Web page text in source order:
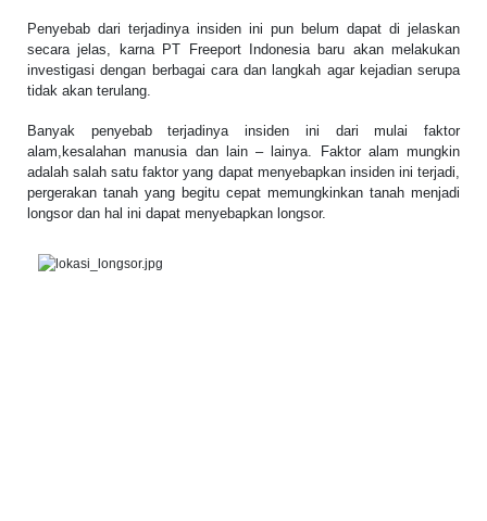
Penyebab dari terjadinya insiden ini pun belum dapat di jelaskan
secara jelas, karna PT Freeport Indonesia baru akan melakukan
investigasi dengan berbagai cara dan langkah agar kejadian serupa
tidak akan terulang.
Banyak penyebab terjadinya insiden ini dari mulai faktor
alam,kesalahan manusia dan lain – lainya. Faktor alam mungkin
adalah salah satu faktor yang dapat menyebapkan insiden ini terjadi,
pergerakan tanah yang begitu cepat memungkinkan tanah menjadi
longsor dan hal ini dapat menyebapkan longsor.